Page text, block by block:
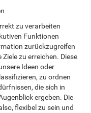
zu verarbeiten
Funktionen
zurückzugreifen
zu erreichen. Diese
Ideen oder
zu ordnen
die sich in
ergeben. Die
flexibel zu sein und